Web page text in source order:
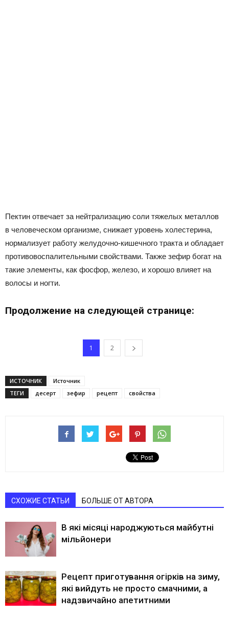
Пектин отвечает за нейтрализацию соли тяжелых металлов
в человеческом организме, снижает уровень холестерина,
нормализует работу желудочно-кишечного тракта и обладает
противовоспалительными свойствами. Также зефир богат на
такие элементы, как фосфор, железо, и хорошо влияет на
волосы и ногти.
Продолжение на следующей странице:
1 2
ИСТОЧНИК
Источник
ТЕГИ
десерт зефир рецепт свойства
СХОЖИЕ СТАТЬИ БОЛЬШЕ ОТ АВТОРА
В які місяці народжуються майбутні
мільйонери
Рецепт приготування огірків на зиму,
які вийдуть не просто смачними, а
надзвичайно апетитними